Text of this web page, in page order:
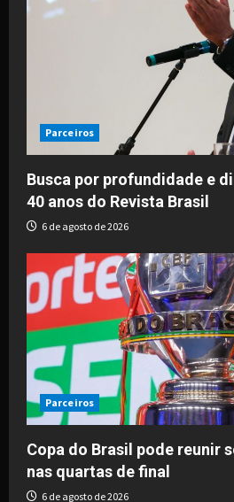
Parceiros
Busca por profundidade e
40 anos do Revista Brasil
6 de agosto de 2026
Parceiros
Copa do Brasil pode reunir
nas quartas de final
6 de agosto de 2026